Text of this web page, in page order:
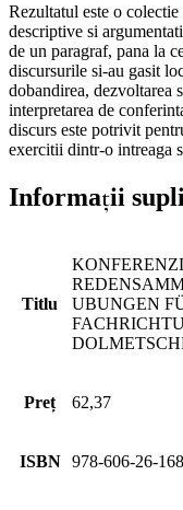
Rezultatul este o
descriptive si
de un paragraf, pana la
discursurile si-au gasit
dobandirea, dezvoltarea
interpretarea de
discurs este potrivit
exercitii dintr-o intreaga
Informații
Titlu
UBUNGEN
Preț 62,37
ISBN 978-606-26-